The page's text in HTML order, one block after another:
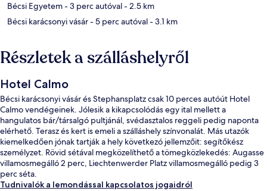
Bécsi Egyetem- 3 perc autóval- 2.5 km
Bécsi karácsonyi vásár- 5 perc autóval- 3.1 km
Részletek a szálláshelyről
Hotel Calmo
Bécsi karácsonyi vásár és Stephansplatz csak 10 perces autóút Hotel
Calmo vendégeinek. Jólesik a kikapcsolódás egy ital mellett a
hangulatos bár/társalgó pultjánál, svédasztalos reggeli pedig naponta
elérhető. Terasz és kert is emeli a szálláshely színvonalát. Más utazók
kiemelkedően jónak tartják a hely következó jellemzőit: segítőkész
személyzet. Rövid sétával megközelíthető a tömegközlekedés: Augasse
villamosmegálló 2 perc, Liechtenwerder Platz villamosmegálló pedig 3
perc séta.
Tudnivalók a lemondással kapcsolatos jogaidról